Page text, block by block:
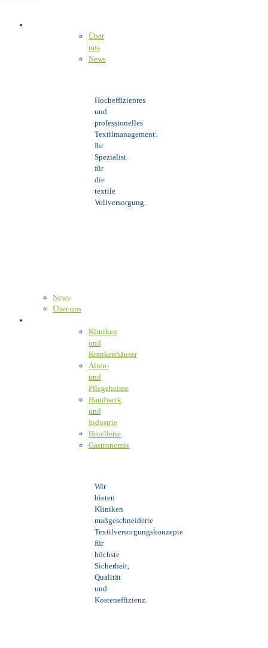
Über
uns
News
Hocheffizientes
und
professionelles
Textilmanagement:
Ihr
Spezialist
für
die
textile
Vollversorgung.
News
Über uns
Kliniken
und
Krankenhäuser
Alten-
und
Pflegeheime
Handwerk
und
Industrie
Hotellerie
Gastronomie
Wir
bieten
Kliniken
maßgeschneiderte
Textilversorgungskonzepte
für
höchste
Sicherheit,
Qualität
und
Kosteneffizienz.